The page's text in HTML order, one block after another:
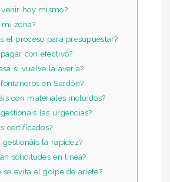
venir hoy mismo?
zona?
el proceso para presupuestar?
con efectivo?
si vuelve la avería?
en Sardón?
con materiales incluidos?
las urgencias?
certificados?
gestionáis la rapidez?
solicitudes en línea?
se evita el golpe de ariete?